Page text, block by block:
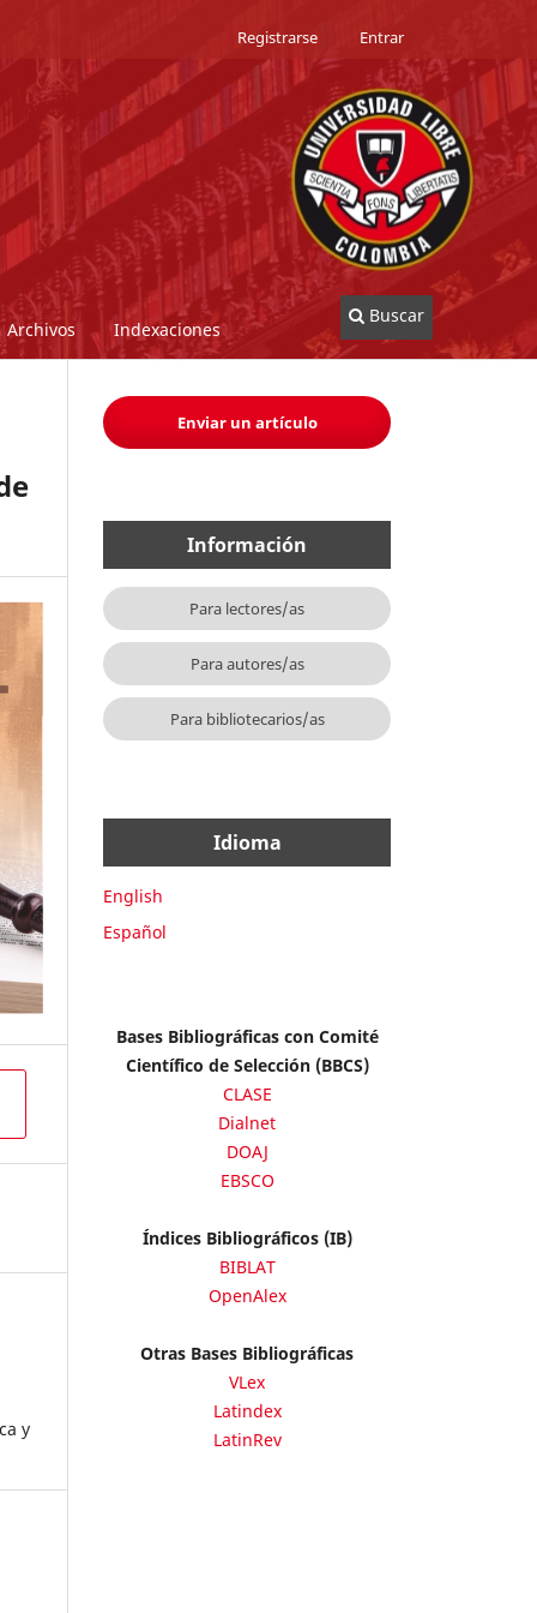
Archivos Indexaciones
Buscar
Registrarse Entrar
y
Enviar un artículo
Información
Para lectores/as
Para autores/as
Para bibliotecarios/as
Idioma
English
Español
Bases Bibliográficas con Comité
Científico de Selección (BBCS)
CLASE
Dialnet
DOAJ
EBSCO
Índices Bibliográficos (IB)
BIBLAT
OpenAlex
Otras Bases Bibliográficas
VLex
Latindex
LatinRev